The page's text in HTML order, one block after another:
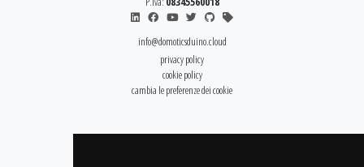
info@domoticsduino.cloud
privacy policy
cookie policy
cambia le preferenze dei cookie